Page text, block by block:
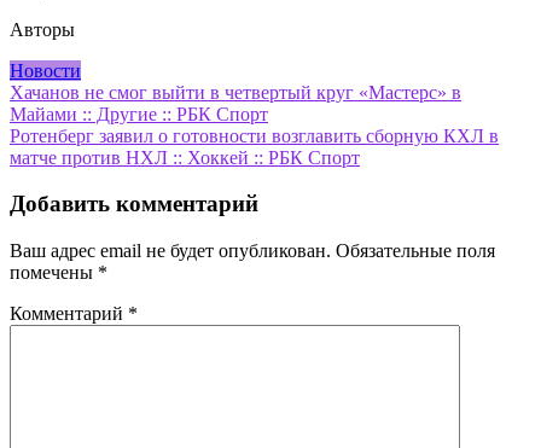
Авторы
Новости
Навигация
по
записям
Хачанов не смог выйти в четвертый круг «Мастерс» в
Майами :: Другие :: РБК Спорт
Ротенберг заявил о готовности возглавить сборную КХЛ в
матче против НХЛ :: Хоккей :: РБК Спорт
Добавить комментарий
Ваш адрес email не будет опубликован. Обязательные поля
помечены *
Комментарий *